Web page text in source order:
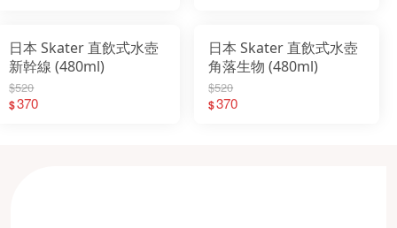
日本 Skater 直飲式水壺
新幹線 (480ml)
$520
$370
日本 Skater 直飲式水壺
角落生物 (480ml)
$520
$370